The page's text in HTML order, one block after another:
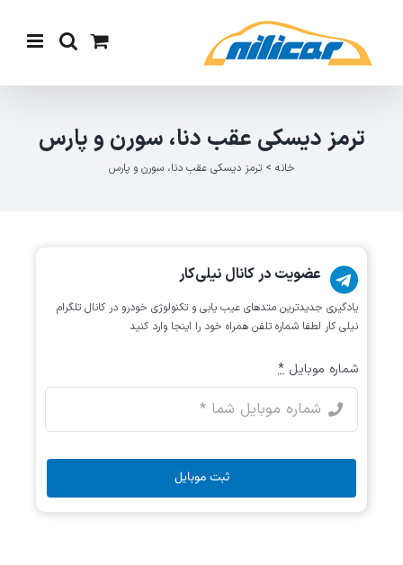
content
ترمز دیسکی عقب دنا، سورن و پارس
خانه >ترمز دیسکی عقب دنا، سورن و پارس
عضویت در کانال نیلی‌کار
یادگیری جدیدترین متد‌های عیب یابی‌ و تکنولوژی خودرو در کانال تلگرام
نیلی کار لطفا شماره تلفن همراه خود را اینجا وارد کنید
شماره موبایل *
ثبت موبایل